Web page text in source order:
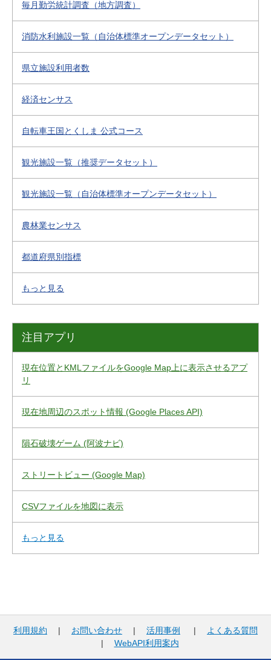
毎月勤労統計調査（地方調査）
消防水利施設一覧（自治体標準オープンデータセット）
県立施設利用者数
経済センサス
自転車王国とくしま 公式コース
観光施設一覧（推奨データセット）
観光施設一覧（自治体標準オープンデータセット）
農林業センサス
都道府県別指標
もっと見る
注目アプリ
現在位置とKMLファイルをGoogle Map上に表示させるアプ
リ
現在地周辺のスポット情報 (Google Places API)
隕石破壊ゲーム (阿波ナビ)
ストリートビュー (Google Map)
CSVファイルを地図に表示
もっと見る
利用規約 | お問い合わせ | 活用事例 |
よくある質問
| WebAPI利用案内